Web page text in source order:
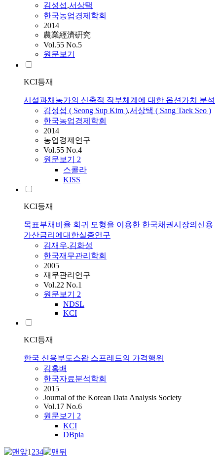
김성섭,서상택
한국농업경제학회
2014
農業經濟硏究
Vol.55 No.5
원문보기
KCI등재
시설과채농가의 신축적 작부체계에 대한 옵션가치 분석
김성섭 ( Seong Sup Kim ),서상택 ( Sang Taek Seo )
한국농업경제학회
2014
농업경제연구
Vol.55 No.4
원문보기 2
스콜라
KISS
KCI등재
목표부채비율 회귀 모형을 이용한 한국채권시장의신용
가산금리에대한실증연구
김재우,김화성
한국재무관리학회
2005
재무관리연구
Vol.22 No.1
원문보기 2
NDSL
KCI
KCI등재
한국 신용부도스왑 스프레드의 가격행위
김홍배
한국자료분석학회
2015
Journal of the Korean Data Analysis Society
Vol.17 No.6
원문보기 2
KCI
DBpia
1234